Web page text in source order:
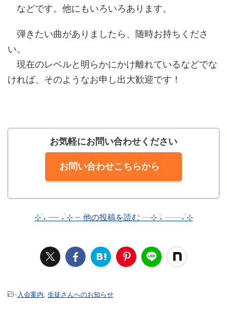
などです。他にもいろいろあります。
弾きたい曲がありましたら、随時お持ちくださ
い。
現在のレベルと明らかにかけ離れているなどでな
ければ、そのようなお申し出大歓迎です！
お気軽にお問い合わせください
お問い合わせこちらから
⊹ ࣪˖ ┈┈ ˖ ࣪⊹ ┈ 他の投稿を読む ┈⊹ ࣪˖ ┈┈˖ ࣪⊹
- 入会案内 生徒さんへのお知らせ